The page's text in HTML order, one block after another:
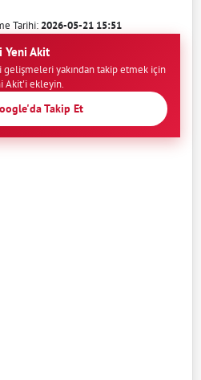
Tarihi:2026-05-21 15:51
Yeni Akit
gelişmeleri yakından takip etmek için
Akit'i ekleyin.
Takip Et